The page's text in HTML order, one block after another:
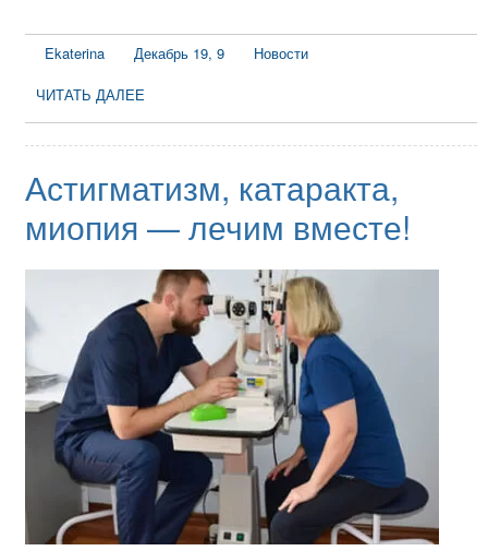
Ekaterina Декабрь 19, 9
Новости
ЧИТАТЬ ДАЛЕЕ
Астигматизм, катаракта,
миопия — лечим вместе!